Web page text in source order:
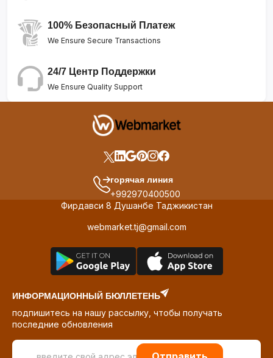
100% Безопасный Платеж
We Ensure Secure Transactions
24/7 Центр Поддержки
We Ensure Quality Support
горячая линия
+992970400500
Фирдавси 8 Душанбе Таджикистан
webmarket.tj@gmail.com
ИНФОРМАЦИОННЫЙ БЮЛЛЕТЕНЬ
подпишитесь на нашу рассылку, чтобы получать
последние обновления